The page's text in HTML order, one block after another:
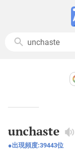
unchaste
出現頻度:39443位